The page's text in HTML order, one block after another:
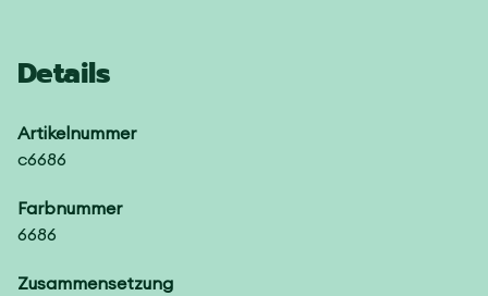
Details
Artikelnummer
c6686
Farbnummer
6686
Zusammensetzung